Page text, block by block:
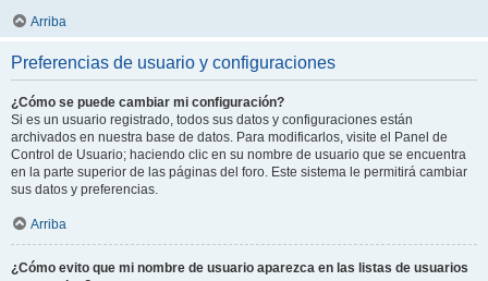
Arriba
Preferencias de usuario y configuraciones
¿Cómo se puede cambiar mi configuración?
Si es un usuario registrado, todos sus datos y configuraciones están
archivados en nuestra base de datos. Para modificarlos, visite el Panel de
Control de Usuario; haciendo clic en su nombre de usuario que se encuentra
en la parte superior de las páginas del foro. Este sistema le permitirá cambiar
sus datos y preferencias.
Arriba
¿Cómo evito que mi nombre de usuario aparezca en las listas de usuarios